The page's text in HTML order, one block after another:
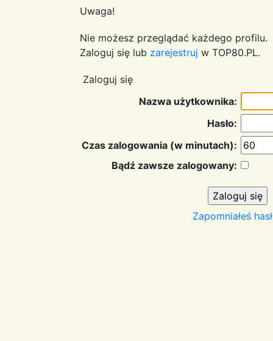
Uwaga!
Nie możesz przeglądać każdego profilu.
Zaloguj się lub zarejestruj w TOP80.PL.
Zaloguj się
Nazwa użytkownika:
Hasło:
Czas zalogowania (w minutach):
Bądź zawsze zalogowany:
Zapomniałeś